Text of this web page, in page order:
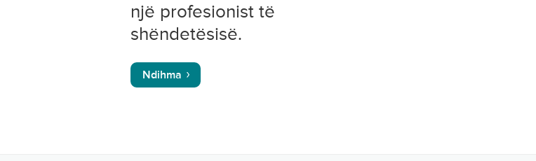
një profesionist të
shëndetësisë.
Ndihma